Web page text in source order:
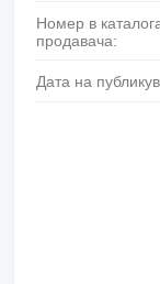
Номер в каталога на
продавача:
Дата на